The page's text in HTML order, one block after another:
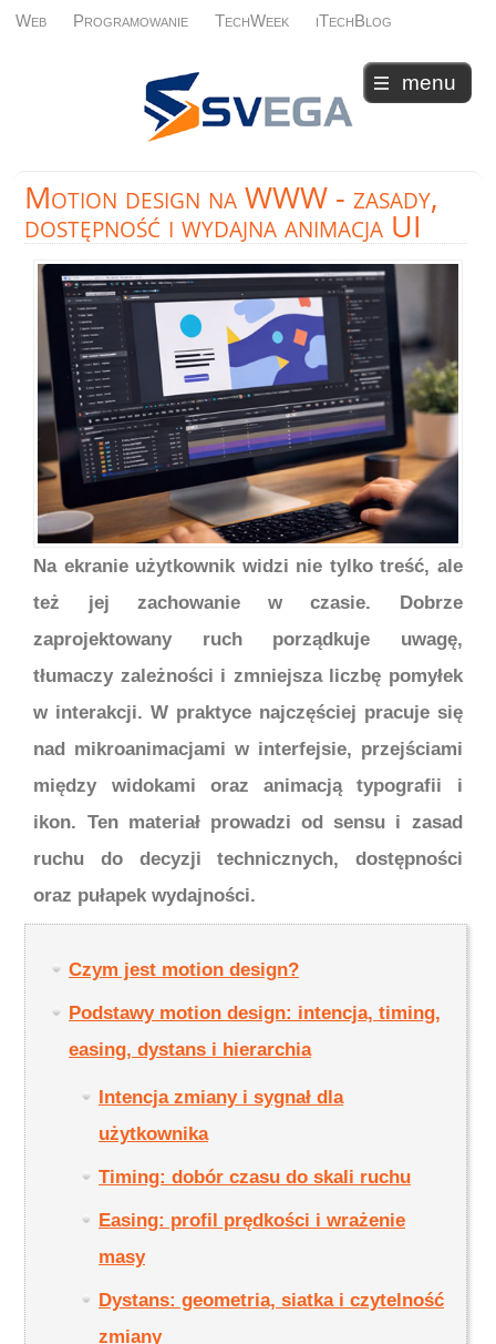
Web Programowanie TechWeek iTechBlog
menu
Motion design na WWW - zasady,
dostępność i wydajna animacja UI
Na ekranie użytkownik widzi nie tylko treść, ale
też jej zachowanie w czasie. Dobrze
zaprojektowany ruch porządkuje uwagę,
tłumaczy zależności i zmniejsza liczbę pomyłek
w interakcji. W praktyce najczęściej pracuje się
nad mikroanimacjami w interfejsie, przejściami
między widokami oraz animacją typografii i
ikon. Ten materiał prowadzi od sensu i zasad
ruchu do decyzji technicznych, dostępności
oraz pułapek wydajności.
Czym jest motion design?
Podstawy motion design: intencja, timing,
easing, dystans i hierarchia
Intencja zmiany i sygnał dla
użytkownika
Timing: dobór czasu do skali ruchu
Easing: profil prędkości i wrażenie
masy
Dystans: geometria, siatka i czytelność
zmiany